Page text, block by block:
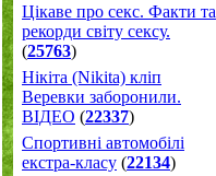
Цікаве про секс. Факти та
рекорди світу сексу.
(25763)
Нікіта (Nikita) кліп
Веревки заборонили.
ВІДЕО (22337)
Спортивні автомобілі
екстра-класу (22134)